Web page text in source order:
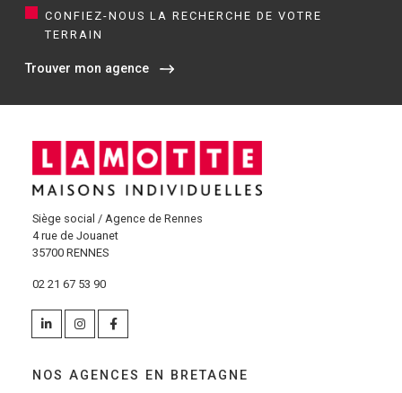
CONFIEZ-NOUS LA RECHERCHE DE VOTRE
TERRAIN
Trouver mon agence
Siège social / Agence de Rennes
4 rue de Jouanet
35700 RENNES
02 21 67 53 90
NOS AGENCES EN BRETAGNE